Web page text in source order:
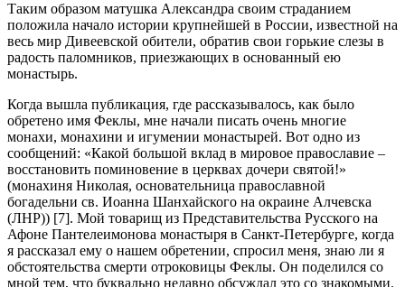
Таким образом матушка Александра своим страданием
положила начало истории крупнейшей в России, известной на
весь мир Дивеевской обители, обратив свои горькие слезы в
радость паломников, приезжающих в основанный ею
монастырь.
Когда вышла публикация, где рассказывалось, как было
обретено имя Феклы, мне начали писать очень многие
монахи, монахини и игумении монастырей. Вот одно из
сообщений: «Какой большой вклад в мировое православие –
восстановить поминовение в церквах дочери святой!»
(монахиня Николая, основательница православной
богадельни св. Иоанна Шанхайского на окраине Алчевска
(ЛНР)) [7]. Мой товарищ из Представительства Русского на
Афоне Пантелеимонова монастыря в Санкт-Петербурге, когда
я рассказал ему о нашем обретении, спросил меня, знаю ли я
обстоятельства смерти отроковицы Феклы. Он поделился со
мной тем, что буквально недавно обсуждал это со знакомыми.